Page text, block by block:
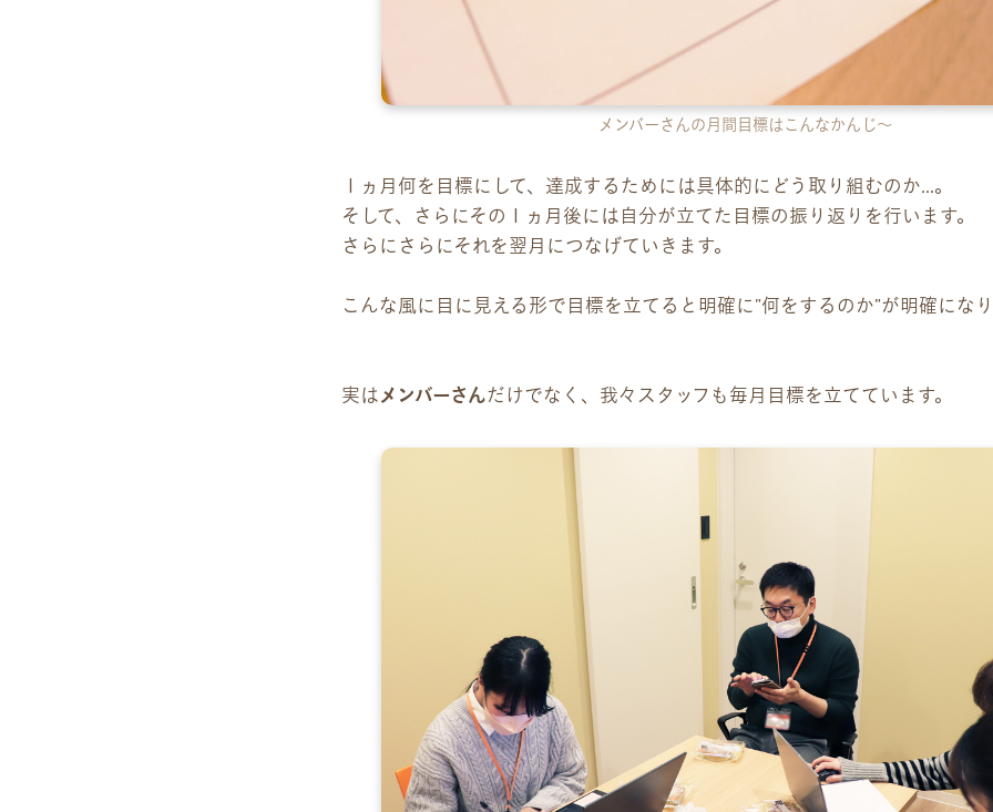
メンバーさんの月間目標はこんなかんじ～
１ヵ月何を目標にして、達成するためには具体的にどう取り組むのか…。
そして、さらにその１ヵ月後には自分が立てた目標の振り返りを行います。
さらにさらにそれを翌月につなげていきます。
こんな風に目に見える形で目標を立てると明確に”何をするのか”が明確にな
実はメンバーさんだけでなく、我々スタッフも毎月目標を立てています。